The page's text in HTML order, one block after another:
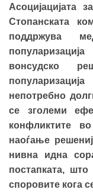
Асоцијацијата
Стопанската
поддржува
вонсудско
непотребно
се зголеми
конфликтите
наоѓање
нивна идна
постапката,
споровите кога